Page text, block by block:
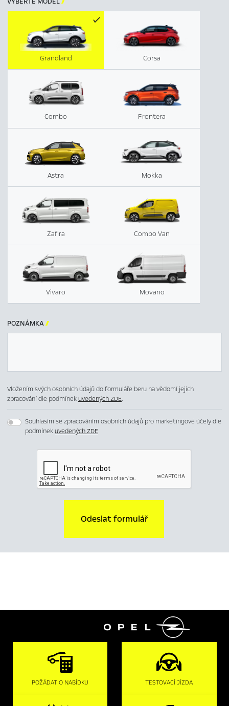
Corsa
Combo Frontera
Astra Mokka
Grandland
Zafira Combo Van
Vivaro Movano
POZNÁMKA
Vložením svých osobních údajů do formuláře beru na vědomí jejich
zpracování dle podmínekuvedených ZDE.
Souhlasím se zpracováním osobních údajů pro marketingové účely dle
podmínekuvedených ZDE
Odeslat formulář

POŽÁDAT O NABÍDKU TESTOVACÍ JÍZDA